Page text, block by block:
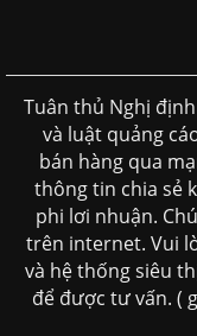
Tuân thủ Nghị
và luật quảng
bán hàng qua
thông tin chia sẻ
phi lơi nhuận.
trên internet. Vui
và hệ thống siêu
để được tư vấn. (